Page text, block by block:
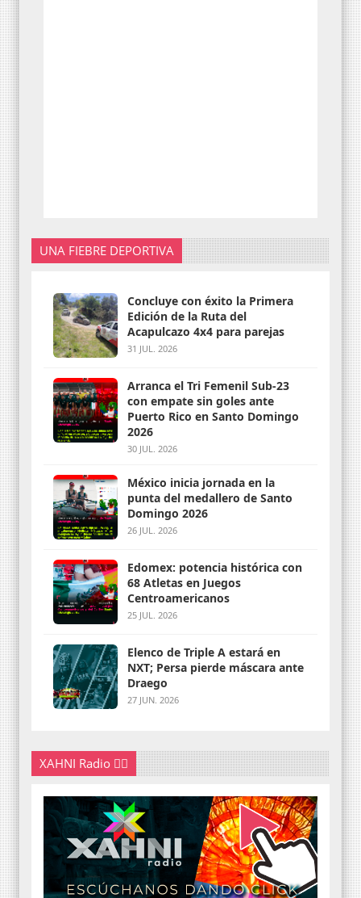
UNA FIEBRE DEPORTIVA
Concluye con éxito la Primera
Edición de la Ruta del
Acapulcazo 4x4 para parejas
31 JUL. 2026
Arranca el Tri Femenil Sub-23
con empate sin goles ante
Puerto Rico en Santo Domingo
2026
30 JUL. 2026
México inicia jornada en la
punta del medallero de Santo
Domingo 2026
26 JUL. 2026
Edomex: potencia histórica con
68 Atletas en Juegos
Centroamericanos
25 JUL. 2026
Elenco de Triple A estará en
NXT; Persa pierde máscara ante
Draego
27 JUN. 2026
XAHNI Radio 👇🏽